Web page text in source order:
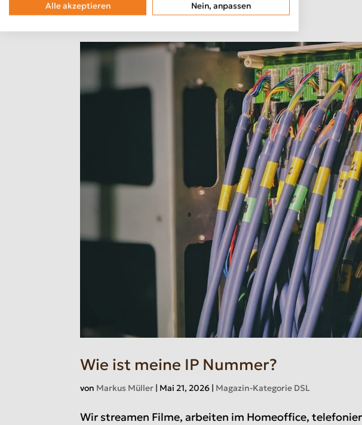
Wie ist meine IP Nummer?
von Markus Müller | Mai 21, 2026 | Magazin-Kategorie DSL
Wir streamen Filme, arbeiten im Homeoffice,
Alle akzeptieren Nein, anpassen